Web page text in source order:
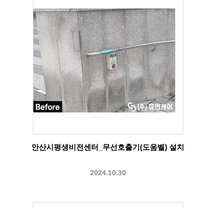
안산시평생비전센터_무선호출기(도움벨) 설치
2024.10.30